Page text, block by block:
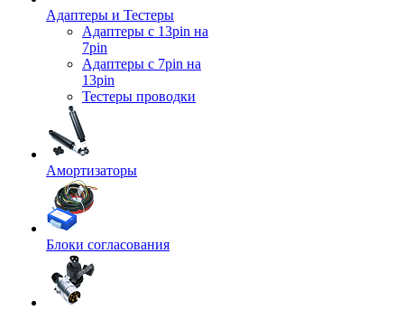
Адаптеры и Тестеры
Адаптеры с 13pin на
7pin
Адаптеры с 7pin на
13pin
Тестеры проводки
Амортизаторы
Блоки согласования